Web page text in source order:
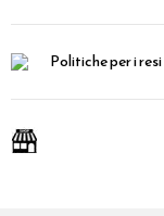
Politiche per i resi